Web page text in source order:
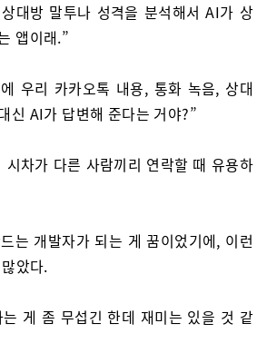
대방 말투나 성격을 분석해서 AI가 상
앱이래.”
우리 카카오톡 내용, 통화 녹음, 상대
신 AI가 답변해 준다는 거야?”
시차가 다른 사람끼리 연락할 때 유용하
는 개발자가 되는 게 꿈이었기에, 이런
았다.
게 좀 무섭긴 한데 재미는 있을 것 같